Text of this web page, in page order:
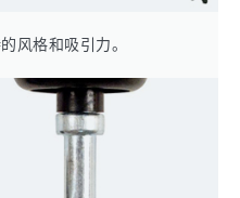
风格和吸引力。